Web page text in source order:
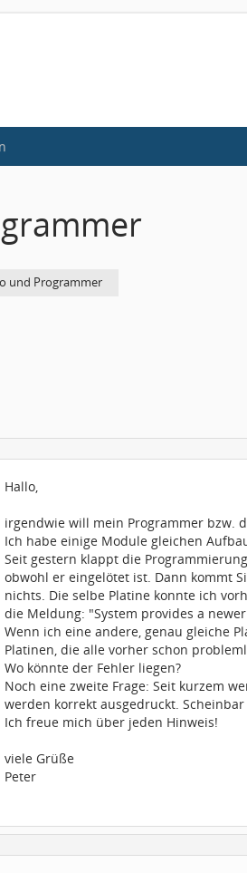
und Programmer
Hallo,
irgendwie will mein Programmer bzw.
Ich habe einige Module gleichen
Seit gestern klappt die
obwohl er eingelötet ist. Dann kommt
nichts. Die selbe Platine konnte ich
die Meldung: "System provides a
Wenn ich eine andere, genau gleiche
Platinen, die alle vorher schon
Wo könnte der Fehler liegen?
Noch eine zweite Frage: Seit kurzem
werden korrekt ausgedruckt.
Ich freue mich über jeden Hinweis!
viele Grüße
Peter